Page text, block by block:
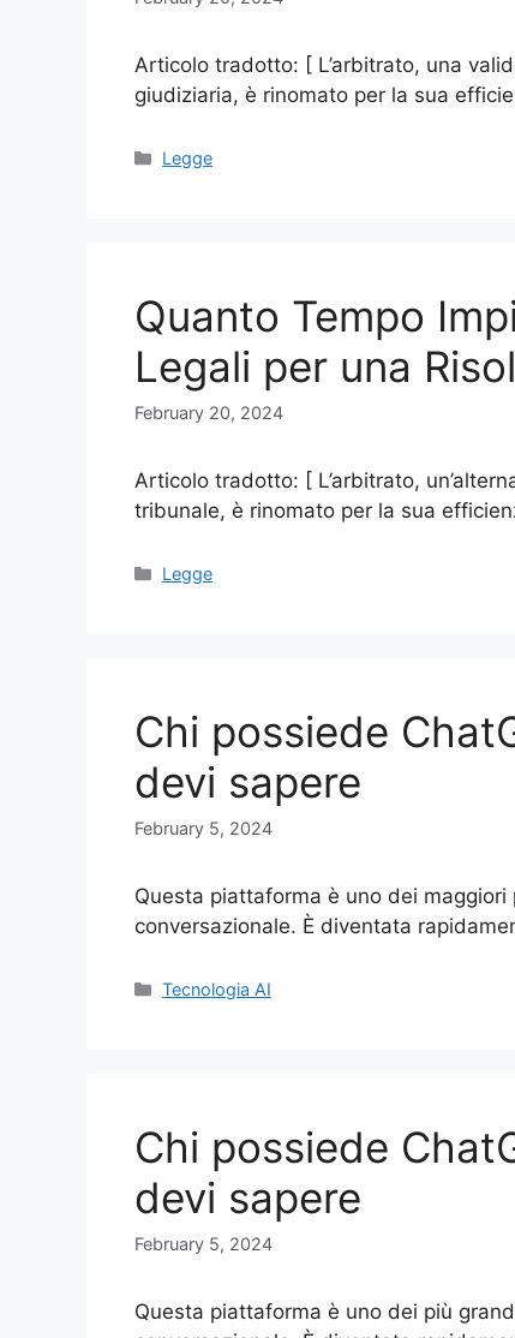
Articolo tradotto: [ L’arbitrato, una
giudiziaria, è rinomato per la sua
Categories
Legge
Quanto Tempo
Legali per una
February 20, 2024
Articolo tradotto: [ L’arbitrato,
tribunale, è rinomato per la sua
Categories
Legge
Chi possiede
devi sapere
February 5, 2024
Questa piattaforma è uno dei
conversazionale. È diventata
Categories
Tecnologia AI
Chi possiede
devi sapere
February 5, 2024
Questa piattaforma è uno dei più